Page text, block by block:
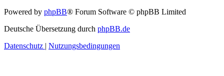
Powered by phpBB® Forum Software © phpBB Limited
Deutsche Übersetzung durch phpBB.de
Datenschutz | Nutzungsbedingungen